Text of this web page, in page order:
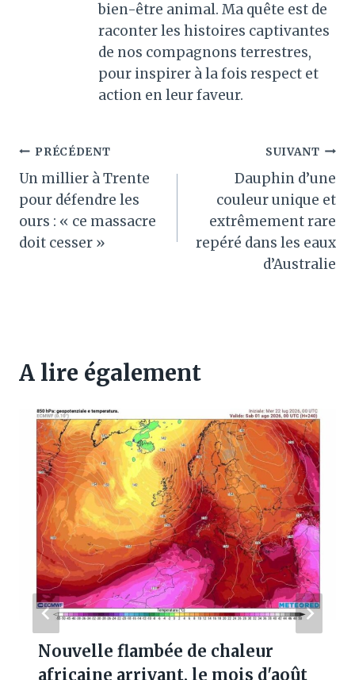
bien-être animal. Ma quête est de
raconter les histoires captivantes
de nos compagnons terrestres,
pour inspirer à la fois respect et
action en leur faveur.
Navigation
de
l’article
PRÉCÉDENT
Un millier à Trente
pour défendre les
ours : « ce massacre
doit cesser »
SUIVANT
Dauphin d’une
couleur unique et
extrêmement rare
repéré dans les eaux
d’Australie
A lire également
Nouvelle flambée de chaleur
africaine arrivant, le mois d'août